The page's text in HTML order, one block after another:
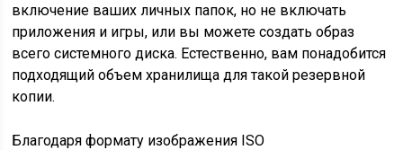
включение ваших личных папок, но не включать
приложения и игры, или вы можете создать образ
всего системного диска. Естественно, вам понадобится
подходящий объем хранилища для такой резервной
копии.
Благодаря формату изображения ISO